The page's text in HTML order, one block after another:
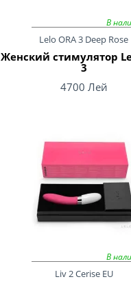
В
Lelo ORA 3 Deep Rose
Женский стимулятор
3
4700 Лей
В
Liv 2 Cerise EU